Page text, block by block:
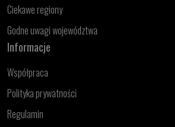
Ciekawe regiony
Godne uwagi województwa
Informacje
Współpraca
Polityka prywatności
Regulamin